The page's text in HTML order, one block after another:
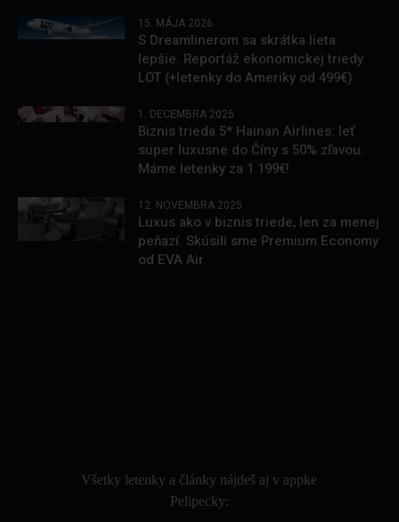
15. MÁJA 2026
S Dreamlinerom sa skrátka lieta
lepšie. Reportáž ekonomickej triedy
LOT (+letenky do Ameriky od 499€)
1. DECEMBRA 2025
Biznis trieda 5* Hainan Airlines: leť
super luxusne do Číny s 50% zľavou.
Máme letenky za 1 199€!
12. NOVEMBRA 2025
Luxus ako v biznis triede, len za menej
peňazí. Skúsili sme Premium Economy
od EVA Air
Všetky letenky a články nájdeš aj v appke
Pelipecky: